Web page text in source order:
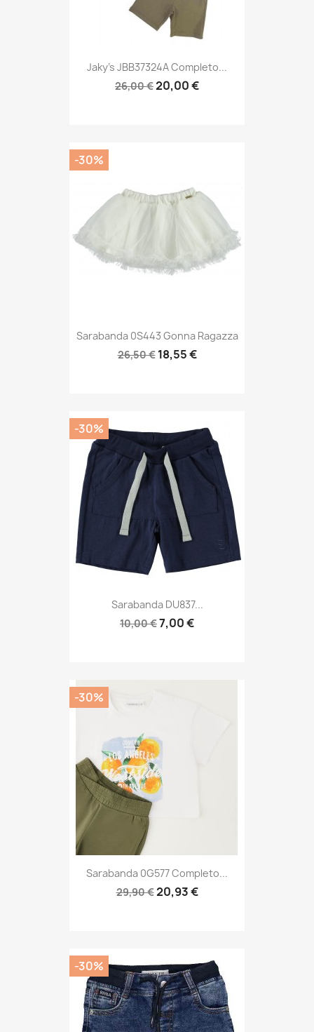
Jaky's JBB37324A Completo...
26,00 €20,00 €
Sarabanda 0S443 Gonna Ragazza
26,50 € 18,55 €
-30%
Sarabanda DU837...
10,00 €7,00 €
-30%
Sarabanda 0G577 Completo...
29,90 €20,93 €
-30%
-30%